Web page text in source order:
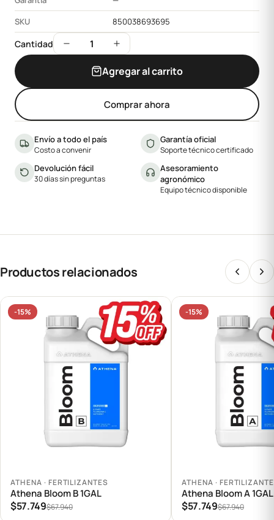
SKU
850038693695
Cantidad 1
Agregar al carrito
Comprar ahora
Envío a todo el país
Costo a convenir
Garantía oficial
Soporte técnico certificado
Devolución fácil
30 días sin preguntas
Asesoramiento
agronómico
Equipo técnico disponible
Productos relacionados
-15%
Agregar al carrito
ATHENA · FERTILIZANTES
Athena Bloom B 1GAL
$57.749$67.940
-15%
Agregar al carrito
ATHENA ·
Athena Bloom A 1GAL
$57.749$67.940